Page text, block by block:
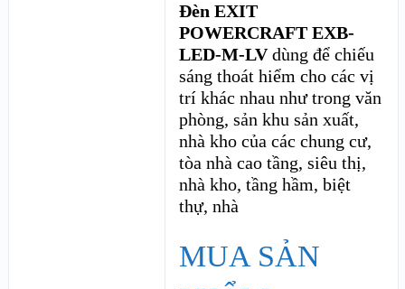
Đèn EXIT
POWERCRAFT EXB-
LED-M-LVdùng để chiếu
sáng thoát hiểm cho các vị
trí khác nhau như trong văn
phòng, sản khu sản xuất,
nhà kho của các chung cư,
tòa nhà cao tầng, siêu thị,
nhà kho, tầng hầm, biệt
thự, nhà
MUA SẢN